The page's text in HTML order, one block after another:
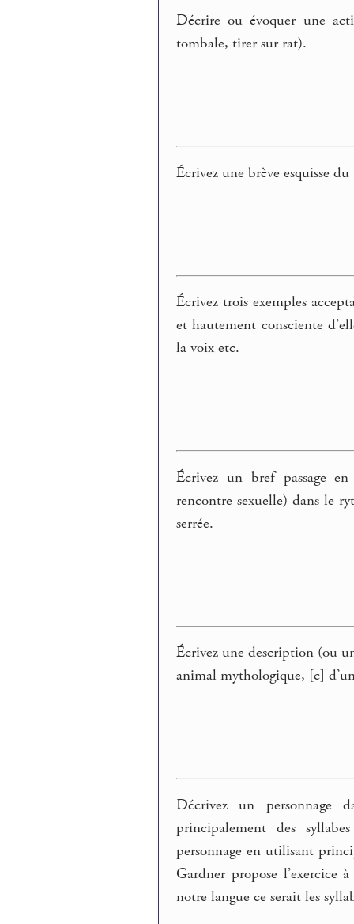
Décrire ou évoquer une
tombale, tirer sur rat).
Écrivez une brève esquisse
Écrivez trois exemples
et hautement consciente
la voix etc.
Écrivez un bref passage
rencontre sexuelle) dans le
serrée.
Écrivez une description (ou
animal mythologique, [c]
Décrivez un personnage
principalement des
personnage en utilisant
Gardner propose l’exercice
notre langue ce serait les